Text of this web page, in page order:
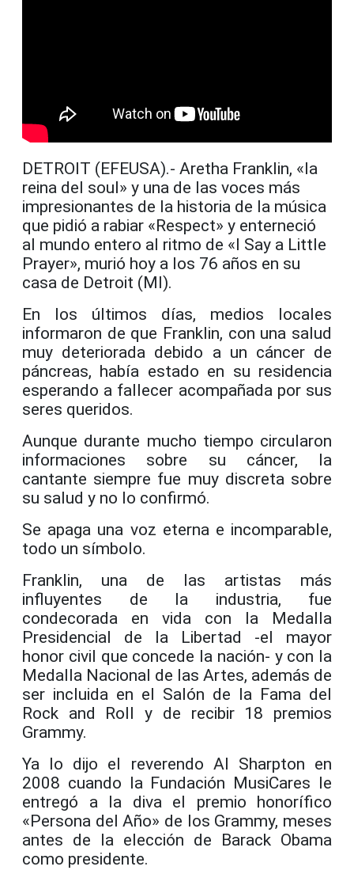
DETROIT (EFEUSA).- Aretha Franklin, «la
reina del soul» y una de las voces más
impresionantes de la historia de la música
que pidió a rabiar «Respect» y enterneció
al mundo entero al ritmo de «I Say a Little
Prayer», murió hoy a los 76 años en su
casa de Detroit (MI).
En los últimos días, medios locales
informaron de que Franklin, con una salud
muy deteriorada debido a un cáncer de
páncreas, había estado en su residencia
esperando a fallecer acompañada por sus
seres queridos.
Aunque durante mucho tiempo circularon
informaciones sobre su cáncer, la
cantante siempre fue muy discreta sobre
su salud y no lo confirmó.
Se apaga una voz eterna e incomparable,
todo un símbolo.
Franklin, una de las artistas más
influyentes de la industria, fue
condecorada en vida con la Medalla
Presidencial de la Libertad -el mayor
honor civil que concede la nación- y con la
Medalla Nacional de las Artes, además de
ser incluida en el Salón de la Fama del
Rock and Roll y de recibir 18 premios
Grammy.
Ya lo dijo el reverendo Al Sharpton en
2008 cuando la Fundación MusiCares le
entregó a la diva el premio honorífico
«Persona del Año» de los Grammy, meses
antes de la elección de Barack Obama
como presidente.